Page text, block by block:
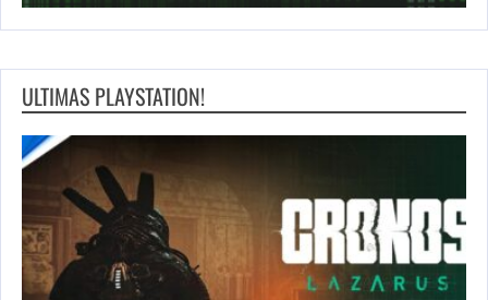
ULTIMAS PLAYSTATION!